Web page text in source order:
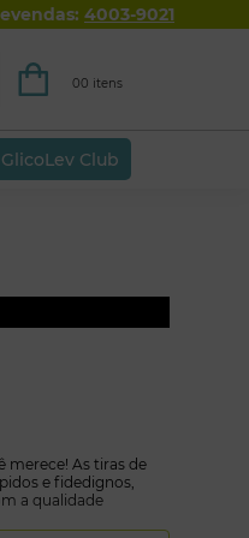
4003-9021
00 itens
GlicoLev Club
merece! As tiras de
e fidedignos,
a qualidade